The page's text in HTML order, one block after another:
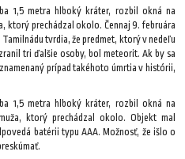
1,5 metra hlboký kráter, rozbil okná na
ktorý prechádzal okolo. Čennaj 9. februára
tvrdia, že predmet, ktorý v nedeľu
tri ďalšie osoby, bol meteorit. Ak by sa
prípad takéhoto úmrtia v histórii,
1,5 metra hlboký kráter, rozbil okná na
ktorý prechádzal okolo. Objekt mal
batérii typu AAA. Možnosť, že išlo o